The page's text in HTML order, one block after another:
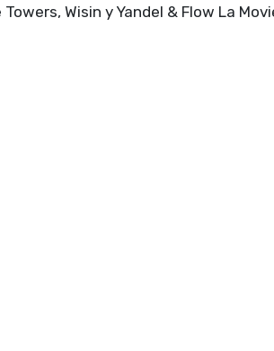
Wisin y Yandel & Flow La